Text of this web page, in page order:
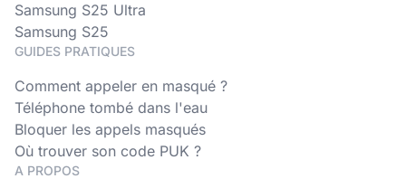
Samsung S25 Ultra
Samsung S25
GUIDES PRATIQUES
Comment appeler en masqué ?
Téléphone tombé dans l'eau
Bloquer les appels masqués
Où trouver son code PUK ?
A PROPOS